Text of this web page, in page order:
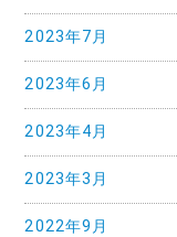
2023年7月
2023年6月
2023年4月
2023年3月
2022年9月